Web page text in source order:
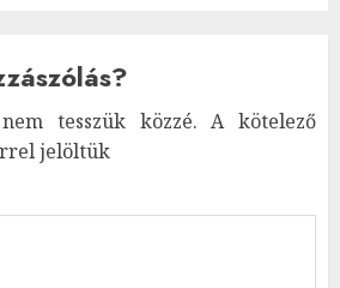
tesszük közzé. A kötelező
jelöltük